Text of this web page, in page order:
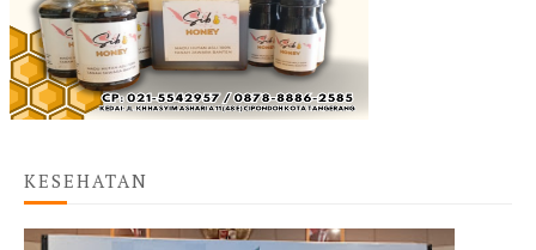
KESEHATAN